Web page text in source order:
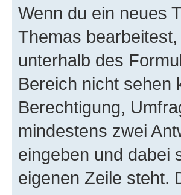
Wenn du ein neues
Themas
unterhalb des
Bereich nicht sehen
Berechtigung,
mindestens zwei
eingeben und dabei
eigenen Zeile steht.